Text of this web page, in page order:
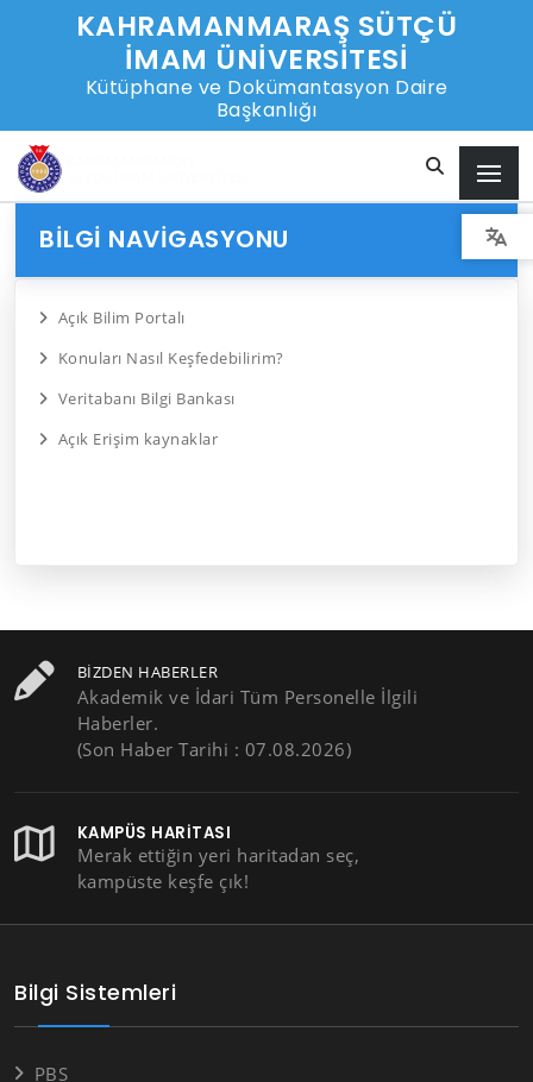
KAHRAMANMARAŞ SÜTÇÜ
İMAM ÜNİVERSİTESİ
Kütüphane ve Dokümantasyon Daire
Başkanlığı
BILGI NAVIGASYONU
Açık Bilim Portalı
Konuları Nasıl Keşfedebilirim?
Veritabanı Bilgi Bankası
Açık Erişim kaynaklar
BIZDEN HABERLER
Akademik ve İdari Tüm Personelle İlgili
Haberler.
(Son Haber Tarihi : 07.08.2026)
KAMPÜS HARITASI
Merak ettiğin yeri haritadan seç,
kampüste keşfe çık!
Bilgi Sistemleri
PBS